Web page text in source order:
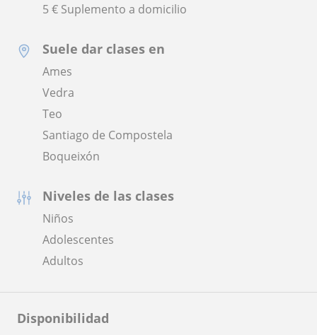
5 € Suplemento a domicilio
Suele dar clases en
Ames
Vedra
Teo
Santiago de Compostela
Boqueixón
Niveles de las clases
Niños
Adolescentes
Adultos
Disponibilidad